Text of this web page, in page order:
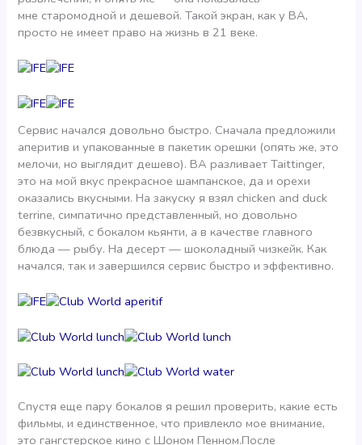
мне старомодной и дешевой. Такой экран, как у ВА,
просто не имеет право на жизнь в 21 веке.
Сервис начался довольно быстро. Сначала предложили
аперитив и упакованные в пакетик орешки (опять же, это
мелочи, но выглядит дешево). BA разливает Taittinger,
это на мой вкус прекрасное шампанское, да и орехи
оказались вкусными. На закуску я взял chicken and duck
terrine, симпатично представленный, но довольно
безвкусный, с бокалом кьянти, а в качестве главного
блюда — рыбу. На десерт — шоколадный чизкейк. Как
начался, так и завершился сервис быстро и эффективно.
Спустя еще пару бокалов я решил проверить, какие есть
фильмы, и единственное, что привлекло мое внимание,
это гангстерское кино с Шоном Пенном.После